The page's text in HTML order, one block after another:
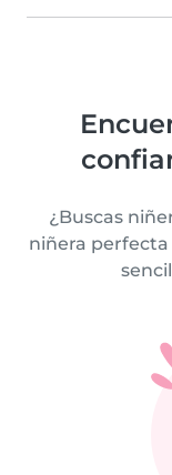
¿Buscas
niñera